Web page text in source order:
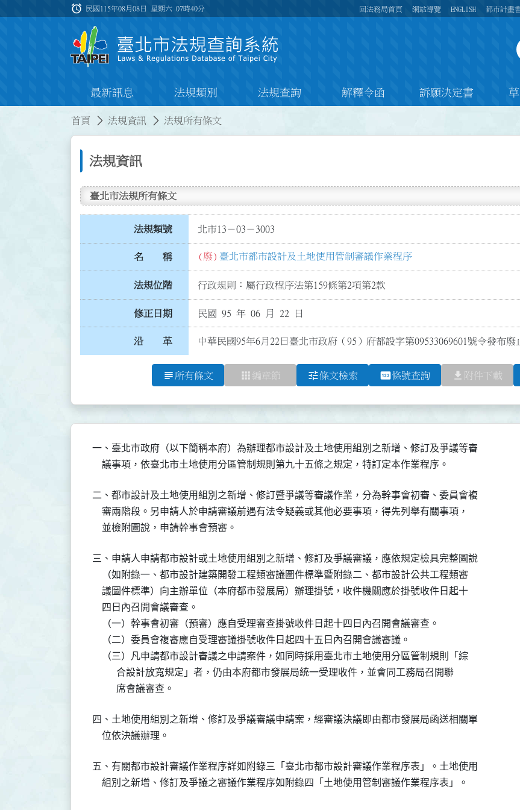
:::
alarm 民國115年08月08日 星期六07時40分 回法務局首頁 網站導覽 ENGLISH 都市計畫
最新訊息 法規類別 法規查詢 解釋令函 訴願決定書
首頁 法規資訊 法規所有條文
法規資訊
臺北市法規所有條文
法規類號 北市13－03－3003
名 稱 (廢) 臺北市都市設計及土地使用管制審議作業程序
法規位階 行政規則：屬行政程序法第159條第2項第2款
修正日期 民國 95 年 06 月 22 日
沿 革 中華民國95年6月22日臺北市政府（95）府都設字第09533069601號令發布廢
subject 所有條文 apps 編章節 tune條文檢索 pin條號查詢 file_download 附件下載
一、臺北市政府（以下簡稱本府）為辦理都市設計及土地使用組別之新增、修訂及爭議等審
    議事項，依臺北市土地使用分區管制規則第九十五條之規定，特訂定本作業程序。
二、都市設計及土地使用組別之新增、修訂暨爭議等審議作業，分為幹事會初審、委員會複
    審兩階段。另申請人於申請審議前遇有法令疑義或其他必要事項，得先列舉有關事項，
    並檢附圖說，申請幹事會預審。
三、申請人申請都市設計或土地使用組別之新增、修訂及爭議審議，應依規定檢具完整圖說
    （如附錄一、都市設計建築開發工程類審議圖件標準暨附錄二、都市設計公共工程類審
    議圖件標準）向主辦單位（本府都市發展局）辦理掛號，收件機關應於掛號收件日起十
    四日內召開會議審查。
    （一）幹事會初審（預審）應自受理審查掛號收件日起十四日內召開會議審查。
    （二）委員會複審應自受理審議掛號收件日起四十五日內召開會議審議。
    （三）凡申請都市設計審議之申請案件，如同時採用臺北市土地使用分區管制規則「綜
          合設計放寬規定」者，仍由本府都市發展局統一受理收件，並會同工務局召開聯
          席會議審查。
四、土地使用組別之新增、修訂及爭議審議申請案，經審議決議即由都市發展局函送相關單
    位依決議辦理。
五、有關都市設計審議作業程序詳如附錄三「臺北市都市設計審議作業程序表」。土地使用
    組別之新增、修訂及爭議之審議作業程序如附錄四「土地使用管制審議作業程序表」。